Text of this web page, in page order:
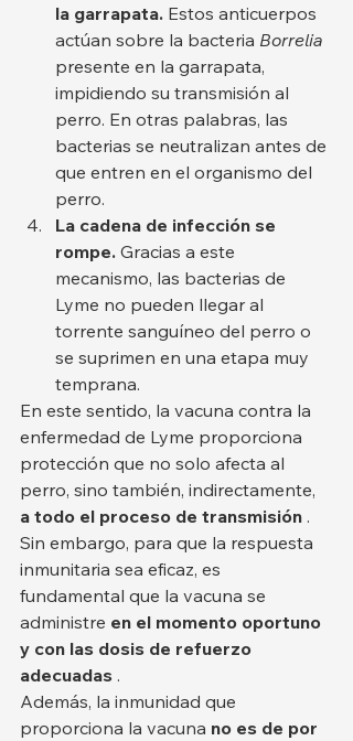
la garrapata. Estos anticuerpos
actúan sobre la bacteria Borrelia
presente en la garrapata,
impidiendo su transmisión al
perro. En otras palabras, las
bacterias se neutralizan antes de
que entren en el organismo del
perro.
La cadena de infección se
rompe. Gracias a este
mecanismo, las bacterias de
Lyme no pueden llegar al
torrente sanguíneo del perro o
se suprimen en una etapa muy
temprana.
En este sentido, la vacuna contra la
enfermedad de Lyme proporciona
protección que no solo afecta al
perro, sino también, indirectamente,
a todo el proceso de transmisión .
Sin embargo, para que la respuesta
inmunitaria sea eficaz, es
fundamental que la vacuna se
administre en el momento oportuno
y con las dosis de refuerzo
adecuadas .
Además, la inmunidad que
proporciona la vacuna no es de por